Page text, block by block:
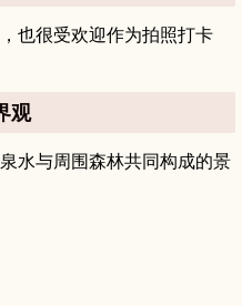
也很受欢迎作为拍照打卡
观
水与周围森林共同构成的景